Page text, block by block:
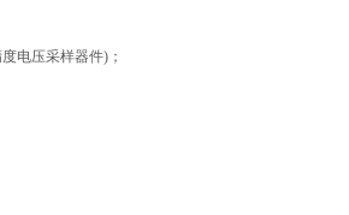
电压采样器件)；